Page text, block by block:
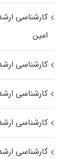
کارشناسی
اﻣﻴﻦ
کارشناسی
کارشناسی
کارشناسی
کارشناسی